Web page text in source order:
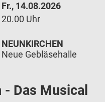
Fr., 14.08.2026
20.00 Uhr
Das Musical
NEUNKIRCHEN
Neue Gebläsehalle